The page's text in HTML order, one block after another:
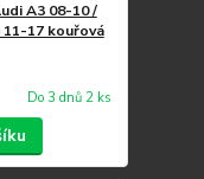
A3 08-10 /
11-17 kouřová
Do 3 dnů 2 ks